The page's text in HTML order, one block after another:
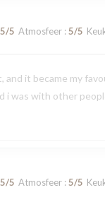
5/5 Atmosfeer: 5/5
it became my
was with other
5/5 Atmosfeer: 5/5